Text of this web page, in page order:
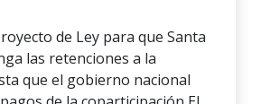
de Ley para que Santa
las retenciones a la
que el gobierno nacional